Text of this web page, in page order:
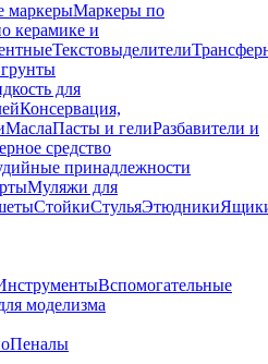
маркерыМаркеры по
керамике и
Текстовыделители
для
Консервация,
МаслаПасты и гелиРазбавители и
средство
принадлежности
Муляжи для
СтойкиСтульяЭтюдники
Вспомогательные
моделизма
Пеналы